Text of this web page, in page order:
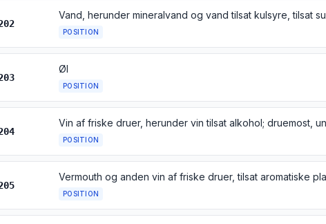
POSITION
Øl
POSITION
POSITION
Vermouth og anden vin af friske druer, tilsat aromatiske
POSITION